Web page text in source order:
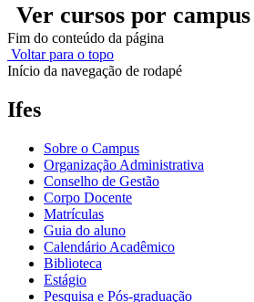
Ver cursos por campus
Fim do conteúdo da página
Voltar para o topo
Início da navegação de rodapé
Ifes
Sobre o Campus
Organização Administrativa
Conselho de Gestão
Corpo Docente
Matrículas
Guia do aluno
Calendário Acadêmico
Biblioteca
Estágio
Pesquisa e Pós-graduação